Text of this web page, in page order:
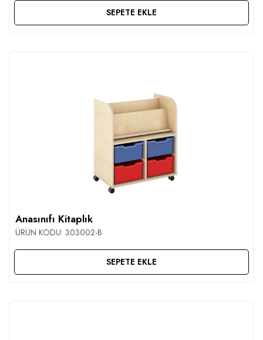
SEPETE EKLE
Anasınıfı Kitaplık
ÜRÜN KODU: 303002-B
SEPETE EKLE